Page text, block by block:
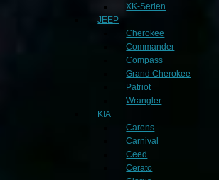
XK-Serien
JEEP
Cherokee
Commander
Compass
Grand Cherokee
Patriot
Wrangler
KIA
Carens
Carnival
Ceed
Cerato